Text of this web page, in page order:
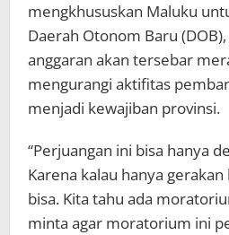
mengkhususkan Maluku
Daerah Otonom Baru
anggaran akan tersebar
mengurangi aktifitas
menjadi kewajiban provinsi.
“Perjuangan ini bisa hanya
Karena kalau hanya
bisa. Kita tahu ada
minta agar moratorium ini